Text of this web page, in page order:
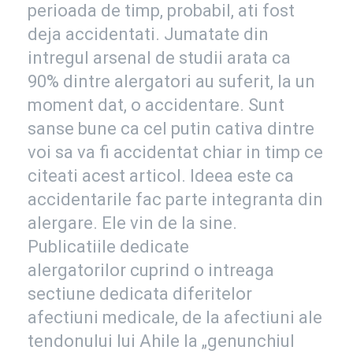
perioada de timp, probabil, ati fost
deja accidentati. Jumatate din
intregul arsenal de studii arata ca
90% dintre alergatori au suferit, la un
moment dat, o accidentare. Sunt
sanse bune ca cel putin cativa dintre
voi sa va fi accidentat chiar in timp ce
citeati acest articol. Ideea este ca
accidentarile fac parte integranta din
alergare. Ele vin de la sine.
Publicatiile dedicate
alergatorilor cuprind o intreaga
sectiune dedicata diferitelor
afectiuni medicale, de la afectiuni ale
tendonului lui Ahile la „genunchiul